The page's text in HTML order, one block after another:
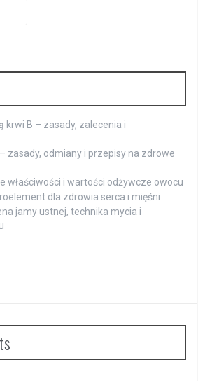
krwi B – zasady, zalecenia i
zasady, odmiany i przepisy na zdrowe
właściwości i wartości odżywcze owocu
dla zdrowia serca i mięśni
jamy ustnej, technika mycia i